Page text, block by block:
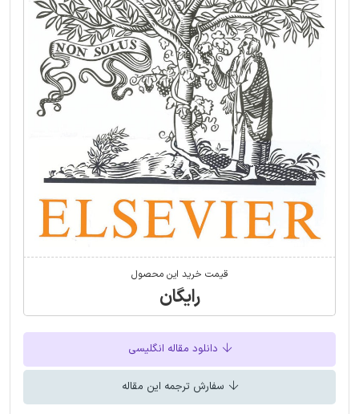
قیمت خرید این محصول
رایگان
دانلود مقاله انگلیسی
سفارش ترجمه این مقاله